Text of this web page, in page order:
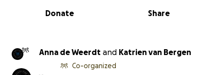
0% complete
Share
Donate
Anna de Weerdt and Katrien van Bergen
Co-organized